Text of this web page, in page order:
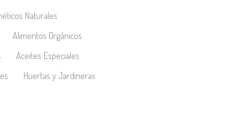
Naturales
Alimentos Orgánicos
Aceites Especiales
Huertas y Jardineras